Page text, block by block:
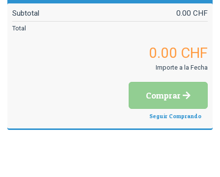
Subtotal 0.00 CHF
Total
0.00 CHF
Importe a la Fecha
Comprar
Seguir Comprando